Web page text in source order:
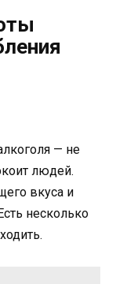
— не
людей.
вкуса и
несколько